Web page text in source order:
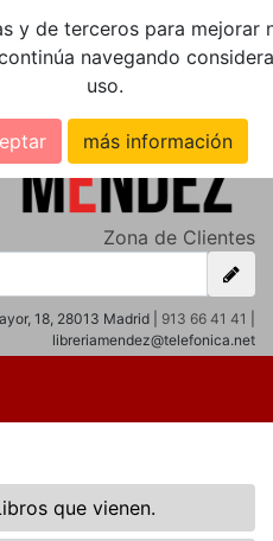
y de terceros para mejorar
navegando
uso.
más información
Zona de Clientes
18, 28013 Madrid | 913 66 41 41
libreriamendez@telefonica.net
que vienen.